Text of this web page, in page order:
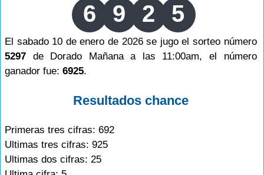
6 9 2 5
El sabado 10 de enero de 2026 se jugo el sorteo número
5297 de Dorado Mañana a las 11:00am, el número
ganador fue: 6925.
Resultados chance
Primeras tres cifras: 692
Ultimas tres cifras: 925
Ultimas dos cifras: 25